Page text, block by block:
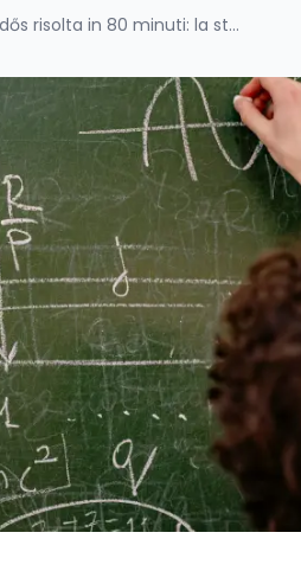
Congettura di Erdős risolta in 80 minuti: la storia di Price e ChatGPT